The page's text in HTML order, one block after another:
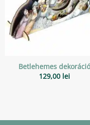
Betlehemes dekoráció
129,00 lei